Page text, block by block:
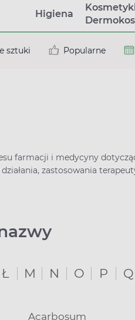
Higiena
sztuki Popularne
farmacji i medycyny
zastosowania
Ł M N O P Q
Acarbosum